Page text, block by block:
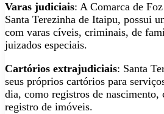
Varas judiciais: A Comarca de
Santa Terezinha de Itaipu, possui
com varas cíveis, criminais, de
juizados especiais.
Cartórios extrajudiciais: Santa
seus próprios cartórios para
dia, como registros de nascimento,
registro de imóveis.